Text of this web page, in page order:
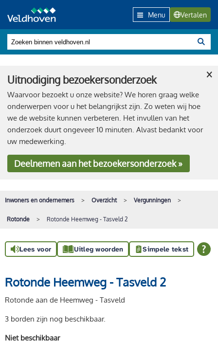
Menu Vertalen
Uitnodiging bezoekersonderzoek
Waarvoor bezoekt u onze website? We horen graag welke
onderwerpen voor u het belangrijkst zijn. Zo weten wij hoe
we de website kunnen verbeteren. Het invullen van het
onderzoek duurt ongeveer 10 minuten. Alvast bedankt voor
uw medewerking.
Deelnemenaan het bezoekersonderzoek »
×
Inwoners en ondernemers Overzicht Vergunningen
Rotonde Rotonde Heemweg - Tasveld 2
Lees voor Uitleg woorden Simpele tekst
Rotonde Heemweg - Tasveld 2
Rotonde aan de Heemweg - Tasveld
3 borden zijn nog beschikbaar.
Niet beschikbaar